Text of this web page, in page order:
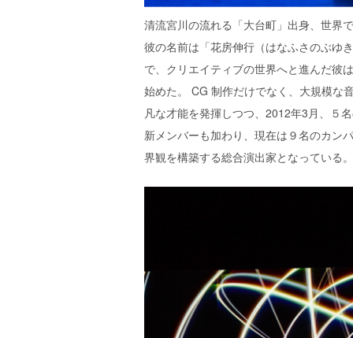
清流宮川の流れる「大台町」出身、世界
彼の名前は「花房伸行（はなふさのぶゆ
で、クリエイティブの世界へと進んだ彼
始めた。 CG 制作だけでなく、大規模な
凡な才能を発揮しつつ、2012年3月、５
新メンバーも加わり、現在は９名のカン
界観を構築する総合演出家となっている。